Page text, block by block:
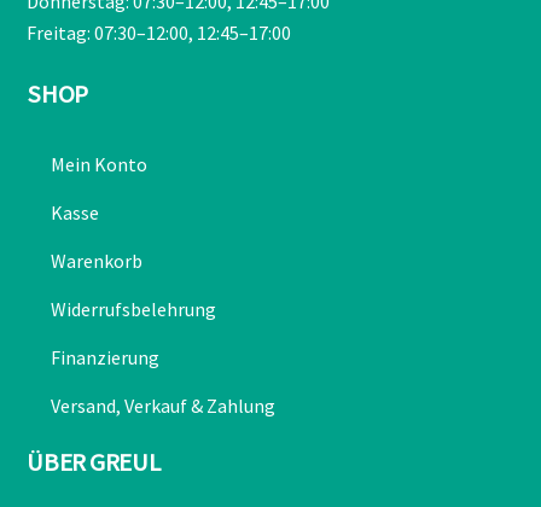
Freitag: 07:30–12:00, 12:45–17:00
SHOP
Mein Konto
Kasse
Warenkorb
Widerrufsbelehrung
Finanzierung
Versand, Verkauf & Zahlung
ÜBER GREUL